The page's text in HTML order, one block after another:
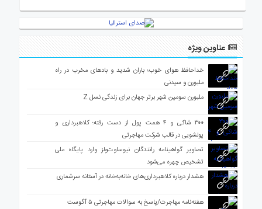
عناوین ویژه
خداحافظ هوای خوب؛ باران شدید و بادهای مخرب در راه
ملبورن و سیدنی
ملبورن سومین شهر برتر جهان برای زندگی نسل Z
۳۰۰ شاکی و ۴ همت پول از دست رفته؛ کلاهبرداری و
پولشویی در قالب شرکت مهاجرتی
تصاویر گواهینامه رانندگان نیوساوت‌ولز وارد پایگاه ملی
تشخیص چهره می‌شود
هشدار درباره کلاهبرداری‌های خانه‌به‌خانه در آستانه سرشماری
هفته‌نامه مهاجرت/پاسخ به سوالات مهاجرتی ۵ آگوست